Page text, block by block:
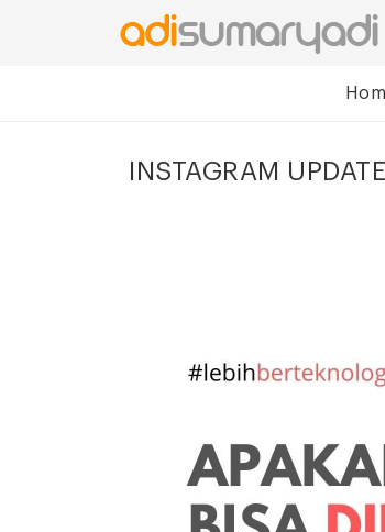
INSTAGRAM UPDATE